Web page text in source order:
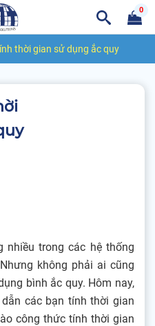
thời gian sử dụng ắc quy
nhiều trong các hệ thống
không phải ai cũng
bình ắc quy. Hôm nay,
các bạn tính thời gian
công thức tính thời gian
0